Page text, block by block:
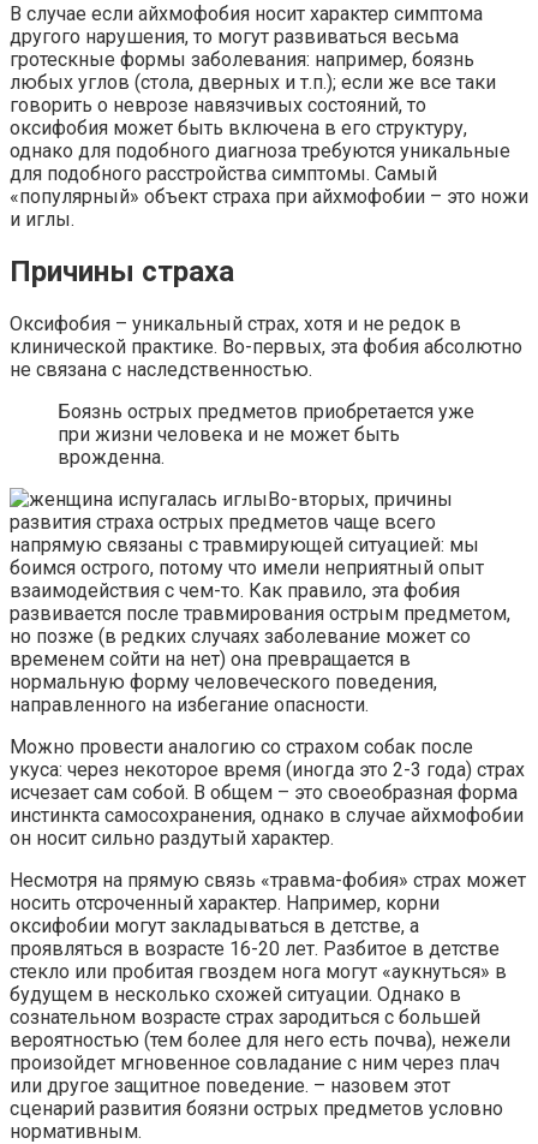
В случае если айхмофобия носит характер симптома
другого нарушения, то могут развиваться весьма
гротескные формы заболевания: например, боязнь
любых углов (стола, дверных и т.п.); если же все таки
говорить о неврозе навязчивых состояний, то
оксифобия может быть включена в его структуру,
однако для подобного диагноза требуются уникальные
для подобного расстройства симптомы. Самый
«популярный» объект страха при айхмофобии – это ножи
и иглы.
Причины страха
Оксифобия – уникальный страх, хотя и не редок в
клинической практике. Во-первых, эта фобия абсолютно
не связана с наследственностью.
Боязнь острых предметов приобретается уже
при жизни человека и не может быть
врожденна.
Во-вторых, причины
развития страха острых предметов чаще всего
напрямую связаны с травмирующей ситуацией: мы
боимся острого, потому что имели неприятный опыт
взаимодействия с чем-то. Как правило, эта фобия
развивается после травмирования острым предметом,
но позже (в редких случаях заболевание может со
временем сойти на нет) она превращается в
нормальную форму человеческого поведения,
направленного на избегание опасности.
Можно провести аналогию со страхом собак после
укуса: через некоторое время (иногда это 2-3 года) страх
исчезает сам собой. В общем – это своеобразная форма
инстинкта самосохранения, однако в случае айхмофобии
он носит сильно раздутый характер.
Несмотря на прямую связь «травма-фобия» страх может
носить отсроченный характер. Например, корни
оксифобии могут закладываться в детстве, а
проявляться в возрасте 16-20 лет. Разбитое в детстве
стекло или пробитая гвоздем нога могут «аукнуться» в
будущем в несколько схожей ситуации. Однако в
сознательном возрасте страх зародиться с большей
вероятностью (тем более для него есть почва), нежели
произойдет мгновенное совладание с ним через плач
или другое защитное поведение. – назовем этот
сценарий развития боязни острых предметов условно
нормативным.